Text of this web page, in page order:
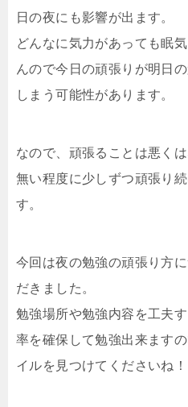
日の夜にも影響が出ます。
どんなに気力があっても眠
んので今日の頑張りが明日
しまう可能性があります。
なので、頑張ることは悪く
無い程度に少しずつ頑張り
す。
今回は夜の勉強の頑張り方
だきました。
勉強場所や勉強内容を工夫
率を確保して勉強出来ます
イルを見つけてくださいね！